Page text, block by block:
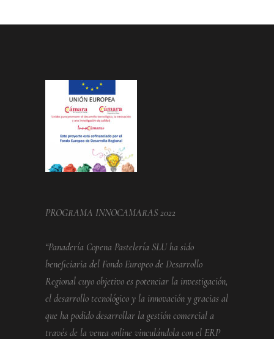
PROGRAMA INNOCAMARAS 2022
“Panadería Copena Pastelería SLU ha sido
beneficiaria del Fondo Europeo de Desarrollo
Regional cuyo objetivo es potenciar la investigación,
el desarrollo tecnológico y la innovación y gracias al
que ha podido desarrollar la gestión comercial a
través de la venta online vinculándola con el ERP